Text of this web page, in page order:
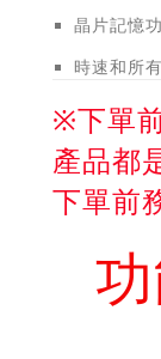
晶片記憶
時速和所
※下單
產品都
下單前